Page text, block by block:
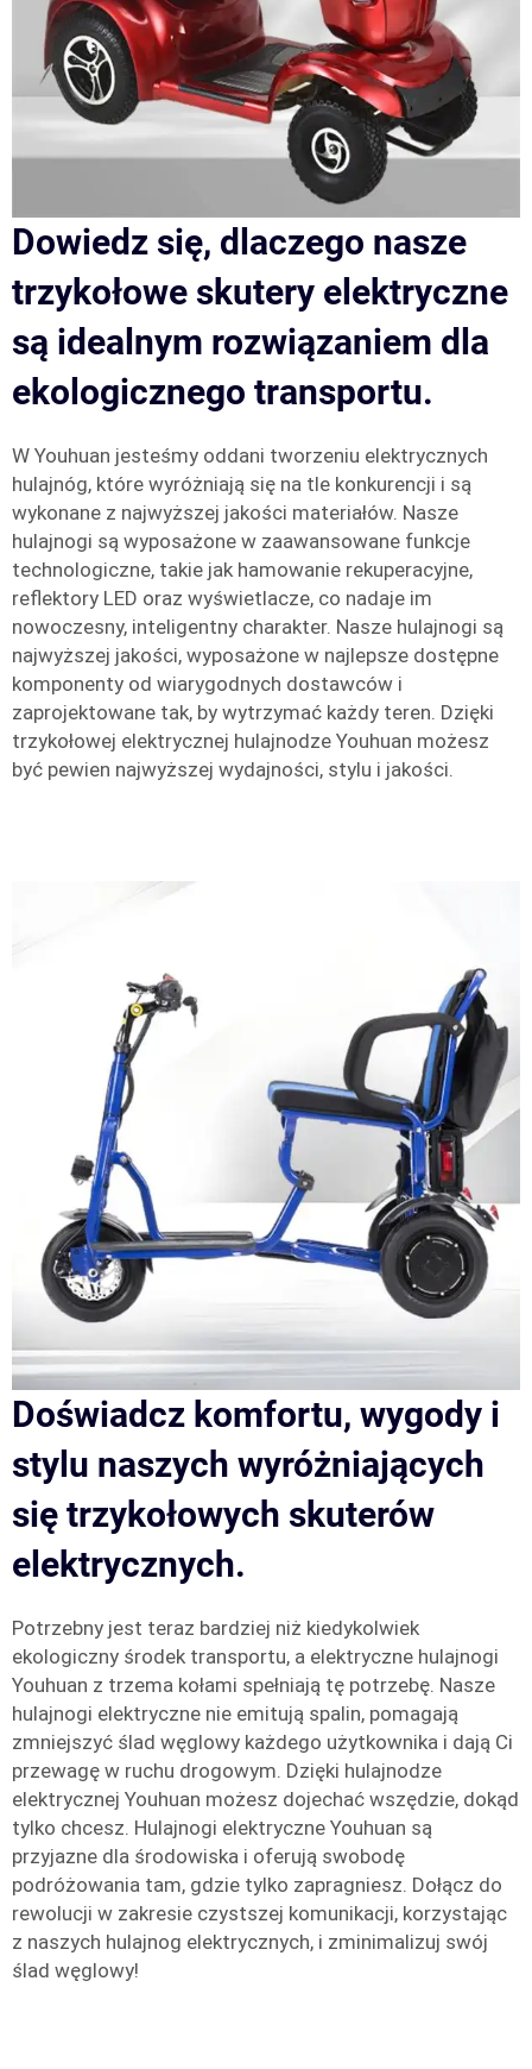
Dowiedz się, dlaczego nasze
trzykołowe skutery elektryczne
są idealnym rozwiązaniem dla
ekologicznego transportu.
W Youhuan jesteśmy oddani tworzeniu elektrycznych
hulajnóg, które wyróżniają się na tle konkurencji i są
wykonane z najwyższej jakości materiałów. Nasze
hulajnogi są wyposażone w zaawansowane funkcje
technologiczne, takie jak hamowanie rekuperacyjne,
reflektory LED oraz wyświetlacze, co nadaje im
nowoczesny, inteligentny charakter. Nasze hulajnogi są
najwyższej jakości, wyposażone w najlepsze dostępne
komponenty od wiarygodnych dostawców i
zaprojektowane tak, by wytrzymać każdy teren. Dzięki
trzykołowej elektrycznej hulajnodze Youhuan możesz
być pewien najwyższej wydajności, stylu i jakości.
Doświadcz komfortu, wygody i
stylu naszych wyróżniających
się trzykołowych skuterów
elektrycznych.
Potrzebny jest teraz bardziej niż kiedykolwiek
ekologiczny środek transportu, a elektryczne hulajnogi
Youhuan z trzema kołami spełniają tę potrzebę. Nasze
hulajnogi elektryczne nie emitują spalin, pomagają
zmniejszyć ślad węglowy każdego użytkownika i dają Ci
przewagę w ruchu drogowym. Dzięki hulajnodze
elektrycznej Youhuan możesz dojechać wszędzie, dokąd
tylko chcesz. Hulajnogi elektryczne Youhuan są
przyjazne dla środowiska i oferują swobodę
podróżowania tam, gdzie tylko zapragniesz. Dołącz do
rewolucji w zakresie czystszej komunikacji, korzystając
z naszych hulajnog elektrycznych, i zminimalizuj swój
ślad węglowy!